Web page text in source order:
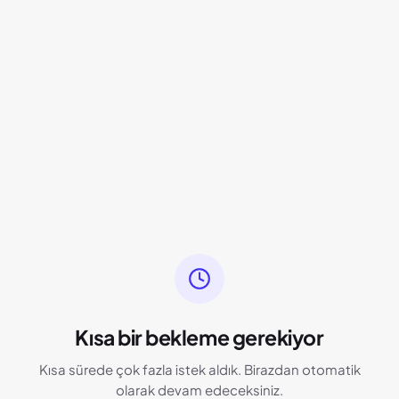
Kısa bir bekleme gerekiyor
Kısa sürede çok fazla istek aldık. Birazdan otomatik
olarak devam edeceksiniz.